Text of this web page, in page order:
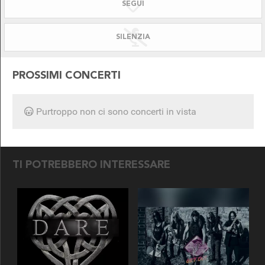
SEGUI
SILENZIA
PROSSIMI CONCERTI
Purtroppo non ci sono concerti in vista
TI POTREBBERO INTERESSARE
SEGUICI SU